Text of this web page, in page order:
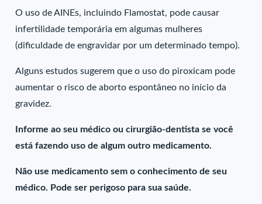
O uso de AINEs, incluindo Flamostat, pode causar
infertilidade temporária em algumas mulheres
(dificuldade de engravidar por um determinado tempo).
Alguns estudos sugerem que o uso do piroxicam pode
aumentar o risco de aborto espontâneo no início da
gravidez.
Informe ao seu médico ou cirurgião-dentista se você
está fazendo uso de algum outro medicamento.
Não use medicamento sem o conhecimento de seu
médico. Pode ser perigoso para sua saúde.